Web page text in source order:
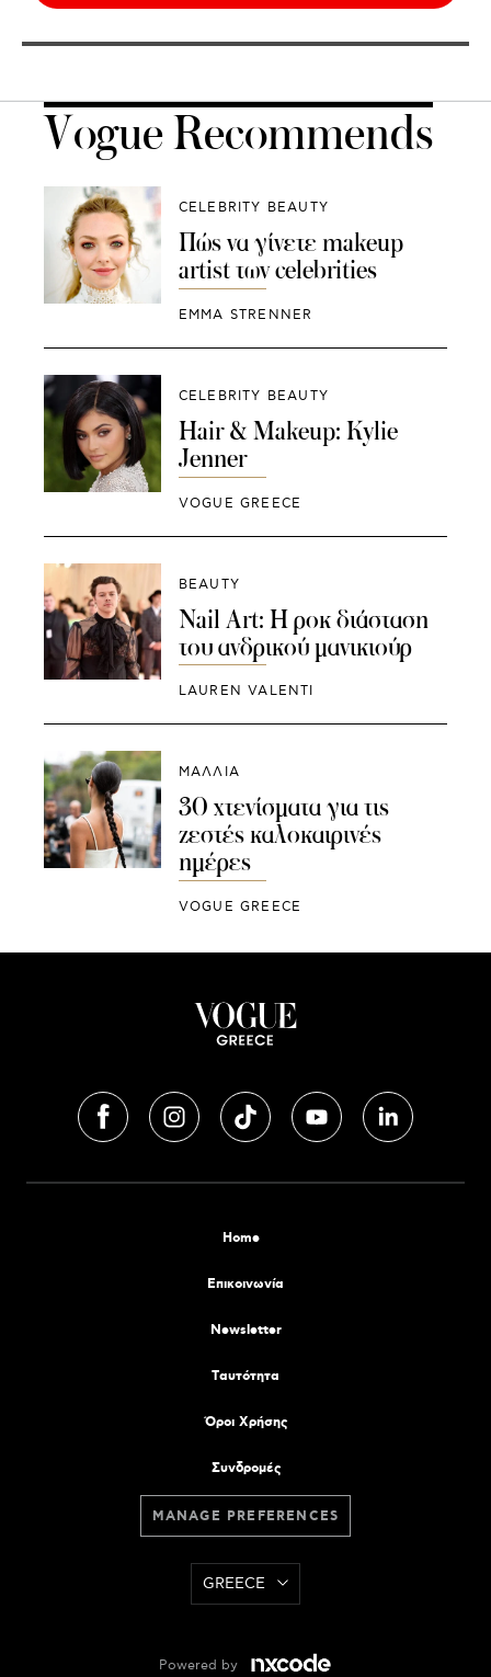
Vogue Recommends
CELEBRITY BEAUTY
Πώς να γίνετε makeup
artist των celebrities
EMMA STRENNER
CELEBRITY BEAUTY
Hair & Makeup: Kylie
Jenner
VOGUE GREECE
BEAUTY
Nail Art: Η ροκ διάσταση
του ανδρικού μανικιούρ
LAUREN VALENTI
ΜΑΛΛΙΑ
30 χτενίσματα για τις
ζεστές καλοκαιρινές
ημέρες
VOGUE GREECE
Home
Επικοινωνία
Newsletter
Tαυτότητα
Όροι Χρήσης
Συνδρομές
MANAGE PREFERENCES
GREECE
Powered by